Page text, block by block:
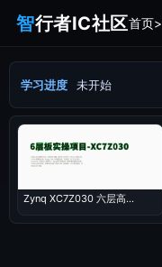
智行者IC社区首页>
学习进度 未开始
Zynq XC7Z030 六层高...